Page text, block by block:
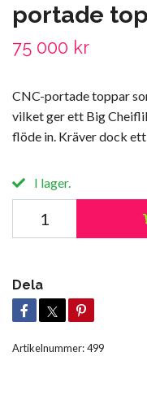
portade
75 000 kr
CNC-portade toppar
vilket ger ett Big
flöde in. Kräver dock
I lager.
Dela
Artikelnummer:499